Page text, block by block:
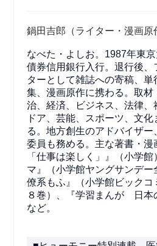
鍋田吉郎（ライター・漫画原
なべた・よしお。1987年東
債券信用銀行入行。退行後、
ターとして雑誌への寄稿、
集、漫画原作に携わる。取材
治、経済、ビジネス、法律、
ドア、芸能、スポーツ、文
る。地方創生のアドバイザ
委員も務める。主な著書・漫
「仕事は楽しく」』（小学
マ』（小学館ヤングサンデー
僚系もふ』（小学館ビックコ
８巻）、『学習まんが 日本
など。